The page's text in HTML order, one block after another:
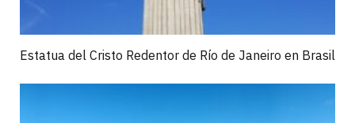
Estatua del Cristo Redentor de Río de Janeiro en Brasil